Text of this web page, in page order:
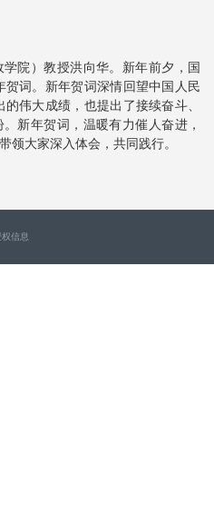
院）教授洪向华。新年前夕，国
词。新年贺词深情回望中国人民
伟大成绩，也提出了接续奋斗、
新年贺词，温暖有力催人奋进，
领大家深入体会，共同践行。
权信息